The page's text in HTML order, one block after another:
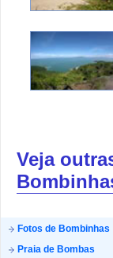
Veja
Fotos de Bombinhas
Praia de Bombas